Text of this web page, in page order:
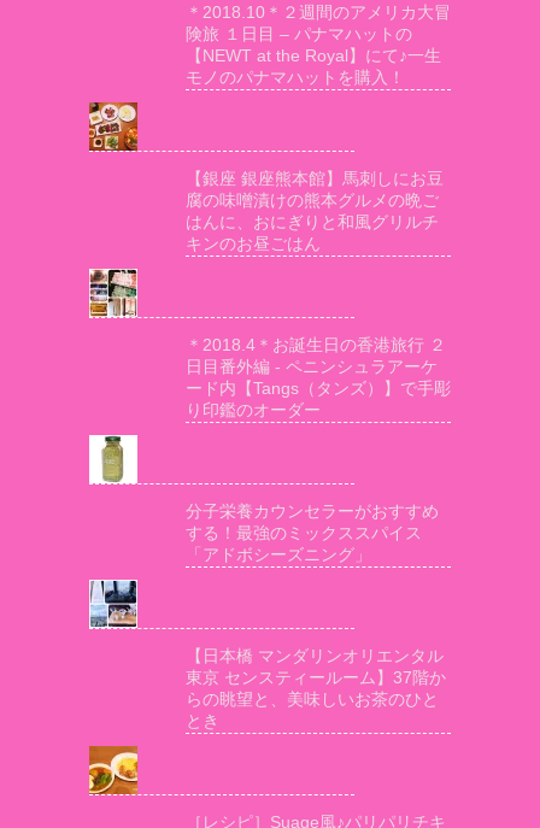
＊2018.10＊２週間のアメリカ大冒
険旅 １日目 – パナマハットの
【NEWT at the Royal】にて♪一生
モノのパナマハットを購入！
【銀座 銀座熊本館】馬刺しにお豆
腐の味噌漬けの熊本グルメの晩ご
はんに、おにぎりと和風グリルチ
キンのお昼ごはん
＊2018.4＊お誕生日の香港旅行 ２
日目番外編 - ペニンシュラアーケ
ード内【Tangs（タンズ）】で手彫
り印鑑のオーダー
分子栄養カウンセラーがおすすめ
する！最強のミックススパイス
「アドボシーズニング」
【日本橋 マンダリンオリエンタル
東京 センスティールーム】37階か
らの眺望と、美味しいお茶のひと
とき
［レシピ］Suage風♪パリパリチキ